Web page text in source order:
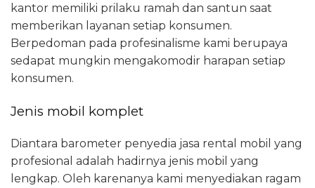
kantor memiliki prilaku ramah dan santun saat
memberikan layanan setiap konsumen.
Berpedoman pada profesinalisme kami berupaya
sedapat mungkin mengakomodir harapan setiap
konsumen.
Jenis mobil komplet
Diantara barometer penyedia jasa rental mobil yang
profesional adalah hadirnya jenis mobil yang
lengkap. Oleh karenanya kami menyediakan ragam